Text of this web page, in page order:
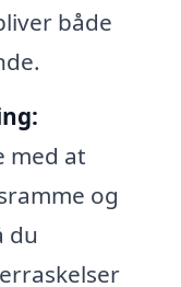
både
med at
og
du